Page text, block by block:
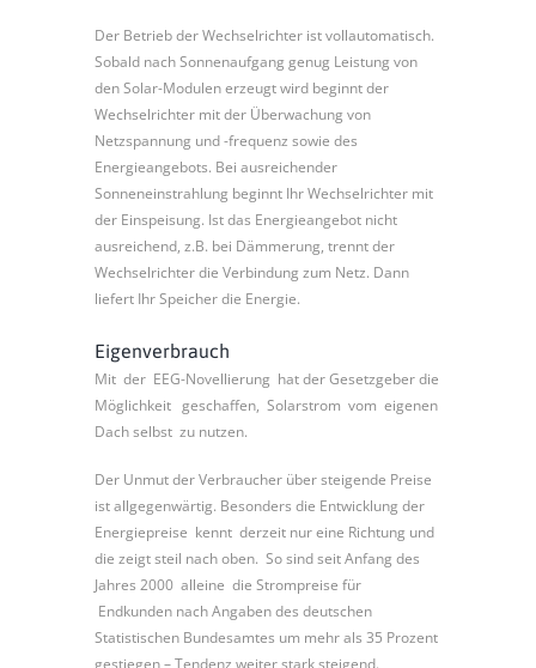
Der Betrieb der Wechselrichter ist vollautomatisch.
Sobald nach Sonnenaufgang genug Leistung von
den Solar-Modulen erzeugt wird beginnt der
Wechselrichter mit der Überwachung von
Netzspannung und -frequenz sowie des
Energieangebots. Bei ausreichender
Sonneneinstrahlung beginnt Ihr Wechselrichter mit
der Einspeisung. Ist das Energieangebot nicht
ausreichend, z.B. bei Dämmerung, trennt der
Wechselrichter die Verbindung zum Netz. Dann
liefert Ihr Speicher die Energie.
Eigenverbrauch
Mit der EEG-Novellierung hat der Gesetzgeber die
Möglichkeit geschaffen, Solarstrom vom eigenen
Dach selbst zu nutzen.
Der Unmut der Verbraucher über steigende Preise
ist allgegenwärtig. Besonders die Entwicklung der
Energiepreise kennt derzeit nur eine Richtung und
die zeigt steil nach oben. So sind seit Anfang des
Jahres 2000 alleine die Strompreise für
Endkunden nach Angaben des deutschen
Statistischen Bundesamtes um mehr als 35 Prozent